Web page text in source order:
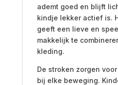
ademt goed en blijft
kindje lekker actief is.
geeft een lieve en
makkelijk te
kleding.
De stroken zorgen
bij elke beweging.